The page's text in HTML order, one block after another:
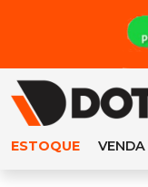
ESTOQUE VENDA